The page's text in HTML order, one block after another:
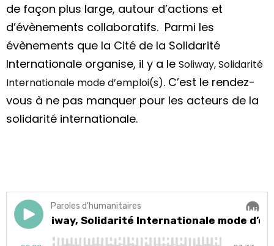
de façon plus large, autour d’actions et
d’évènements collaboratifs. Parmi les
évènements que la Cité de la Solidarité
Internationale organise, il y a le Soliway, Solidarité
Internationale mode d’emploi(s). C’est le rendez-
vous à ne pas manquer pour les acteurs de la
solidarité internationale.